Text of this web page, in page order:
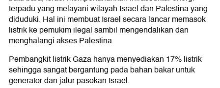
terpadu yang melayani wilayah Israel dan Palestina yang
diduduki. Hal ini membuat Israel secara lancar memasok
listrik ke pemukim ilegal sambil mengendalikan dan
menghalangi akses Palestina.
Pembangkit listrik Gaza hanya menyediakan 17% listrik
sehingga sangat bergantung pada bahan bakar untuk
generator dan jalur pasokan Israel.